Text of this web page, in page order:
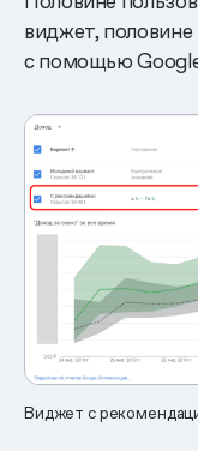
виджет,
с помощью
Виджет с